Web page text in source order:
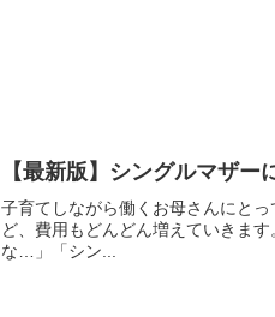
【最新版】シングルマザ
子育てしながら働くお母さんにと
ど、費用もどんどん増えていきま
な…」「シン...